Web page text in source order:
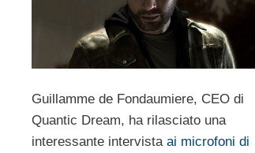
Guillamme de Fondaumiere, CEO di
Quantic Dream, ha rilasciato una
interessante intervista ai microfoni di